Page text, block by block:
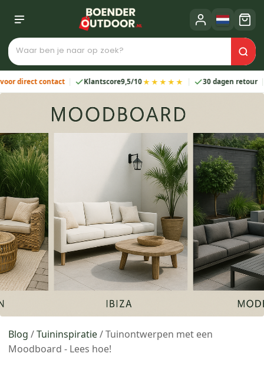
contact Klantscore9,5/10★★★★★ 30 dagen retour
Blog /Tuininspiratie/Tuinontwerpen met een
Moodboard - Lees hoe!